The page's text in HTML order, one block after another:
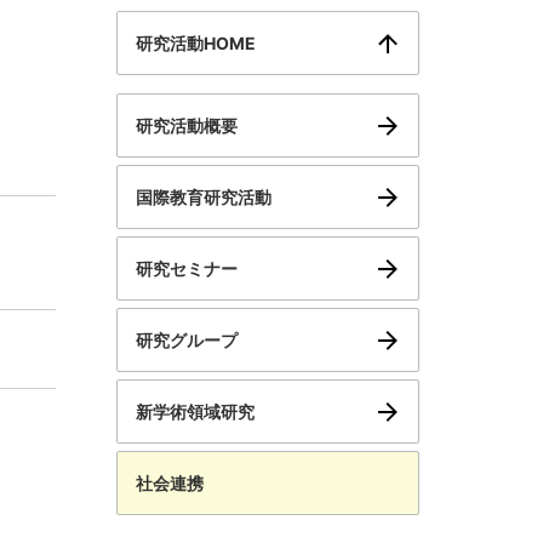
研究活動HOME
研究活動概要
国際教育研究活動
研究セミナー
研究グループ
新学術領域研究
社会連携